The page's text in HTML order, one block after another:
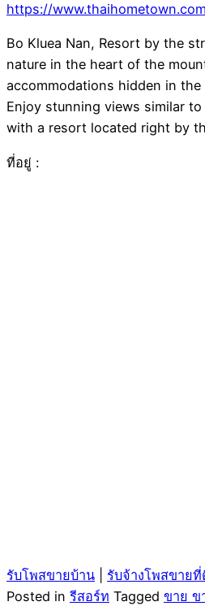
https://
Bo Kluea Nan, Resort by the
nature in the heart of the
accommodations hidden in the
Enjoy stunning views similar
with a resort located right by
ที่อยู่ :
รับโพสขายบ้าน
รับจ้างโพสขาย
Posted in รีสอร์ท Tagged ขาย ข